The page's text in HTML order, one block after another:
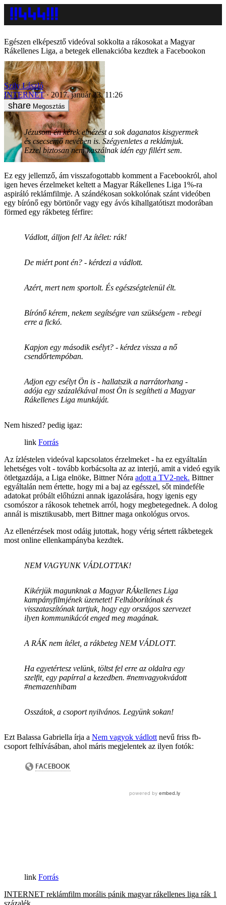
Egészen elképesztő videóval sokkolta a rákosokat a Magyar
Rákellenes Liga, a betegek ellenakcióba kezdtek a Facebookon
Szily László
INTERNET
2017. január 23. 11:26
Megosztás
Jézusom én kérek elnézést a sok daganatos kisgyermek
és csecsemő nevében is. Szégyenletes a reklámjuk.
Ezzel biztosan nem kaszálnak idén egy fillért sem.
Ez egy jellemző, ám visszafogottabb komment a Facebookról, ahol
igen heves érzelmeket keltett a Magyar Rákellenes Liga 1%-ra
aspiráló reklámfilmje. A szándékosan sokkolónak szánt videóben
egy bírónő egy börtönőr vagy egy ávós kihallgatótiszt modorában
förmed egy rákbeteg férfire:
Vádlott, álljon fel! Az ítélet: rák!
De miért pont én? - kérdezi a vádlott.
Azért, mert nem sportolt. És egészségtelenül élt.
Bírónő kérem, nekem segítségre van szükségem - rebegi
erre a fickó.
Kapjon egy második esélyt? - kérdez vissza a nő
csendőrtempóban.
Adjon egy esélyt Ön is - hallatszik a narrátorhang -
adója egy százalékával most Ön is segítheti a Magyar
Rákellenes Liga munkáját.
Nem hiszed? pedig igaz:
Forrás
Az ízléstelen videóval kapcsolatos érzelmeket - ha ez egyáltalán
lehetséges volt - tovább korbácsolta az az interjú, amit a videó egyik
ötletgazdája, a Liga elnöke, Bittner Nóra adott a TV2-nek. Bittner
egyáltalán nem értette, hogy mi a baj az egésszel, sőt mindeféle
adatokat próbált előhúzni annak igazolására, hogy igenis egy
csomószor a rákosok tehetnek arról, hogy megbetegednek. A dolog
annál is misztikusabb, mert Bittner maga onkológus orvos.
Az ellenérzések most odáig jutottak, hogy vérig sértett rákbetegek
most online ellenkampányba kezdtek.
NEM VAGYUNK VÁDLOTTAK!
Kikérjük magunknak a Magyar RÁkellenes Liga
kampányfilmjének üzenetet! Felháborítónak és
visszataszítónak tartjuk, hogy egy országos szervezet
ilyen kommunikácót enged meg magának.
A RÁK nem ítélet, a rákbeteg NEM VÁDLOTT.
Ha egyetértesz velünk, töltst fel erre az oldalra egy
szelfit, egy papírral a kezedben. #nemvagyokvádott
#nemazenhibam
Osszátok, a csoport nyilvános. Legyünk sokan!
Ezt Balassa Gabriella írja a Nem vagyok vádlott nevű friss fb-
csoport felhívásában, ahol máris megjelentek az ilyen fotók:
Forrás
INTERNET reklámfilm morális pánik magyar rákellenes liga rák 1
százalék